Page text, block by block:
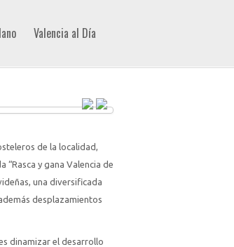
Valencia al Día
de la localidad,
y gana Valencia de
una diversificada
desplazamientos
dinamizar el desarrollo